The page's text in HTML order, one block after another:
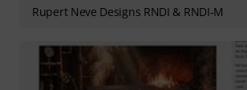
Rupert Neve Designs RNDI & RNDI-M